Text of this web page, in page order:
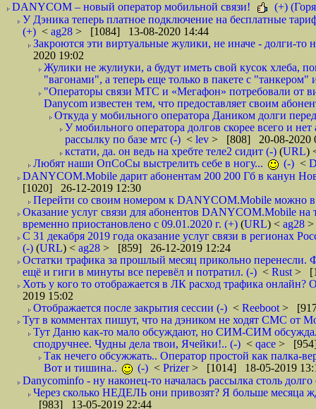
DANYCOM – новый оператор мобильной связи!
(+)
У Дэника теперь платное подключение на бесплатные
(+) < ag28 > [1084] 13-08-2020 14:44
Закроются эти виртуальные жулики, не иначе - долги-то
2020 19:02
Жулики не жулиуки, а будут иметь свой кусок хлеба,
"вагонами", а теперь еще только в пакете с
"Операторы связи МТС и «Мегафон» потребовали от
Danycom известен тем, что предоставляет своим
Откуда у мобильного оператора Даником долги
У мобильного оператора долгов скорее всего и
рассылку по базе мтс (-) < lev > [808] 20-08-2020
кстати, да. он ведь на хребте теле2 сидит (-) (URL)
Любят наши ОпСоСы выстрелить себе в ногу...
(-) <
DANYCOM.Mobile дарит абонентам 200 200 Гб в канун
[1020] 26-12-2019 12:30
Перейти со своим номером к DANYCOM.Mobile можно в
Оказание услуг связи для абонентов DANYCOM.Mobile
временно приостановлено с 09.01.2020 г. (+) (URL) < ag28 >
С 31 декабря 2019 года оказание услуг связи в регионах
(-) (URL) < ag28 > [859] 26-12-2019 12:24
Остатки трафика за прошлый месяц прикольно
ещё и гиги в минуты все перевёл и потратил. (-) < Rust >
Хоть у кого то отображается в ЛК расход трафика
2019 15:02
Отображается после закрытия сессии (-) < Reeboot >
Тут в комментах пишут, что на дэником не ходят СМС от
Тут Даню как-то мало обсуждают, но СИМ-СИМ
сподручнее. Чудны дела твои, Ячейки!.. (-) < qace > [954]
Так нечего обсужжать.. Оператор простой как палка-
Вот и тишина..
(-) < Prizer> [1014] 18-05-2019
Danycominfo - ну наконец-то началась рассылка столь
Через сколько НЕДЕЛЬ они привозят? Я больше месяца
[983] 13-05-2019 22:44